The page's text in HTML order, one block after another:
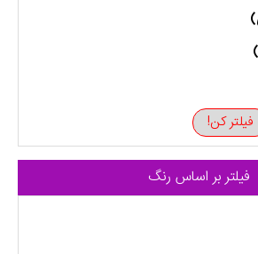
فیلتر کن!
فیلتر بر اساس رنگ